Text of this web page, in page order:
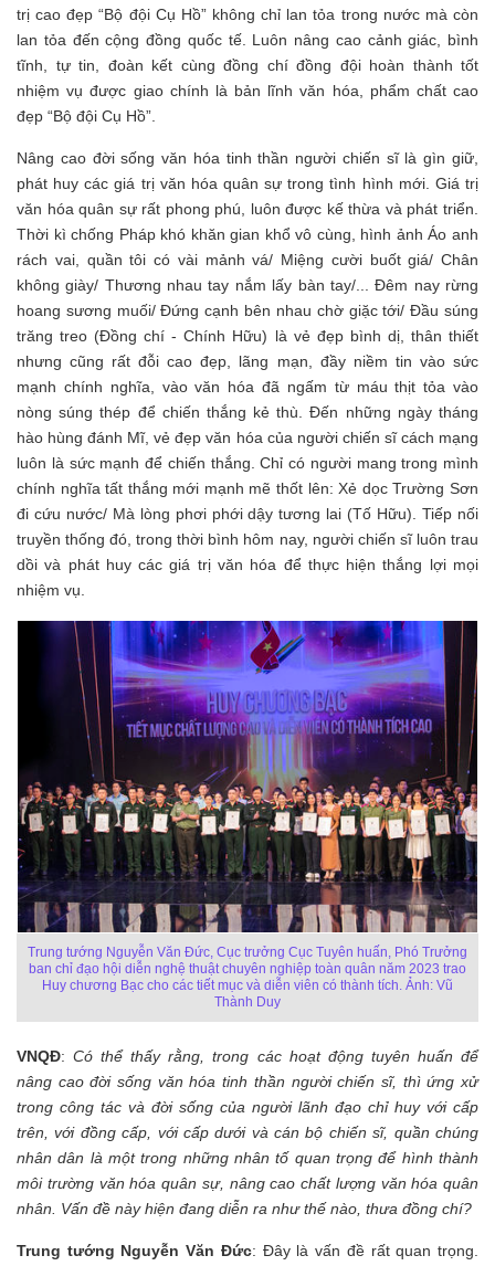
trị cao đẹp “Bộ đội Cụ Hồ” không chỉ lan tỏa trong nước mà còn
lan tỏa đến cộng đồng quốc tế. Luôn nâng cao cảnh giác, bình
tĩnh, tự tin, đoàn kết cùng đồng chí đồng đội hoàn thành tốt
nhiệm vụ được giao chính là bản lĩnh văn hóa, phẩm chất cao
đẹp “Bộ đội Cụ Hồ”.
Nâng cao đời sống văn hóa tinh thần người chiến sĩ là gìn giữ,
phát huy các giá trị văn hóa quân sự trong tình hình mới. Giá trị
văn hóa quân sự rất phong phú, luôn được kế thừa và phát triển.
Thời kì chống Pháp khó khăn gian khổ vô cùng, hình ảnh Áo anh
rách vai, quần tôi có vài mảnh vá/ Miệng cười buốt giá/ Chân
không giày/ Thương nhau tay nắm lấy bàn tay/... Đêm nay rừng
hoang sương muối/ Đứng cạnh bên nhau chờ giặc tới/ Đầu súng
trăng treo (Đồng chí - Chính Hữu) là vẻ đẹp bình dị, thân thiết
nhưng cũng rất đỗi cao đẹp, lãng mạn, đầy niềm tin vào sức
mạnh chính nghĩa, vào văn hóa đã ngấm từ máu thịt tỏa vào
nòng súng thép để chiến thắng kẻ thù. Đến những ngày tháng
hào hùng đánh Mĩ, vẻ đẹp văn hóa của người chiến sĩ cách mạng
luôn là sức mạnh để chiến thắng. Chỉ có người mang trong mình
chính nghĩa tất thắng mới mạnh mẽ thốt lên: Xẻ dọc Trường Sơn
đi cứu nước/ Mà lòng phơi phới dậy tương lai (Tố Hữu). Tiếp nối
truyền thống đó, trong thời bình hôm nay, người chiến sĩ luôn trau
dồi và phát huy các giá trị văn hóa để thực hiện thắng lợi mọi
nhiệm vụ.
Trung tướng Nguyễn Văn Đức, Cục trưởng Cục Tuyên huấn, Phó Trưởng
ban chỉ đạo hội diễn nghệ thuật chuyên nghiệp toàn quân năm 2023 trao
Huy chương Bạc cho các tiết mục và diễn viên có thành tích. Ảnh: Vũ
Thành Duy
VNQĐ:Có thể thấy rằng, trong các hoạt động tuyên huấn để
nâng cao đời sống văn hóa tinh thần người chiến sĩ, thì ứng xử
trong công tác và đời sống của người lãnh đạo chỉ huy với cấp
trên, với đồng cấp, với cấp dưới và cán bộ chiến sĩ, quần chúng
nhân dân là một trong những nhân tố quan trọng để hình thành
môi trường văn hóa quân sự, nâng cao chất lượng văn hóa quân
nhân. Vấn đề này hiện đang diễn ra như thế nào, thưa đồng chí?
Trung tướng Nguyễn Văn Đức: Đây là vấn đề rất quan trọng.